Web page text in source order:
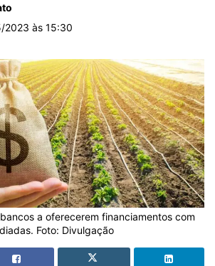
2023 às 15:30
a oferecerem financiamentos com
Foto: Divulgação